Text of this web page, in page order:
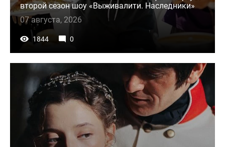
второй сезон шоу «Выживалити. Наследники»
07 августа, 2026
1844 0